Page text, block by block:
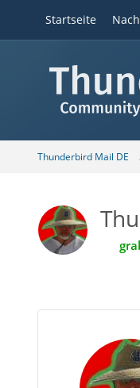
Startseite
Thunderbird Mail DE